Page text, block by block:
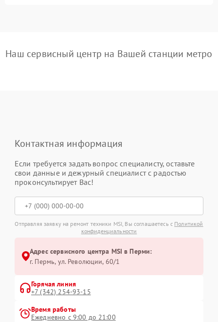
Наш сервисный центр на Вашей станции метро
Контактная информация
Если требуется задать вопрос специалисту, оставьте
свои данные и дежурный специалист с радостью
проконсультирует Вас!
Отправляя заявку на ремонт техники MSI, Вы соглашаетесь с Политикой
конфиденциальности
Адрес сервисного центра MSI в Перми:
г. Пермь, ул. ​Революции, 60/1
Горячая линия
+7 (342) 254-93-15
Время работы
Ежедневно с 9:00 до 21:00